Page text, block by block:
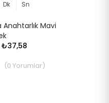
Dk
Sn
Anahtarlık Mavi
₺37,58
(0 Yorumlar)